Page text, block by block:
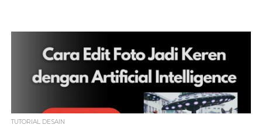
TUTORIAL DESAIN